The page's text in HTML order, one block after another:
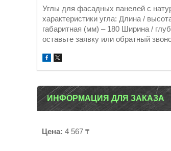
Углы для фасадных панелей с
характеристики угла: Длина /
габаритная (мм) – 180 Ширина /
оставьте заявку или обратный
ИНФОРМАЦИЯ ДЛЯ ЗАКАЗА
Цена: 4 567 ₸